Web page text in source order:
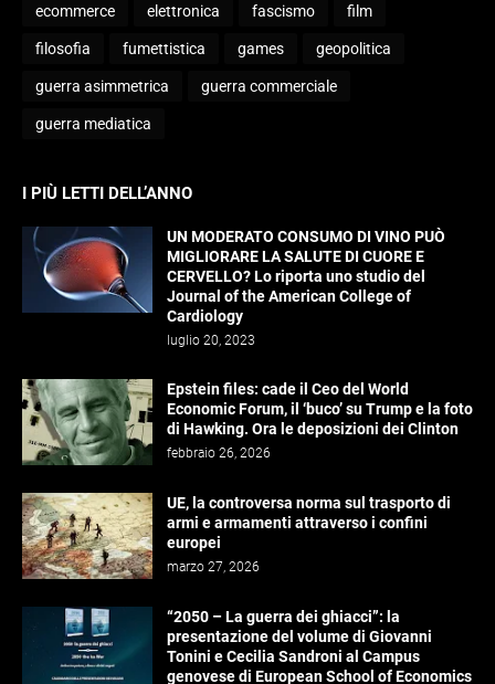
ecommerce elettronica fascismo film
filosofia fumettistica games geopolitica
guerra asimmetrica guerra commerciale
guerra mediatica
I PIÙ LETTI DELL’ANNO
UN MODERATO CONSUMO DI VINO PUÒ
MIGLIORARE LA SALUTE DI CUORE E
CERVELLO? Lo riporta uno studio del
Journal of the American College of
Cardiology
luglio 20, 2023
Epstein files: cade il Ceo del World
Economic Forum, il ‘buco’ su Trump e la foto
di Hawking. Ora le deposizioni dei Clinton
febbraio 26, 2026
UE, la controversa norma sul trasporto di
armi e armamenti attraverso i confini
europei
marzo 27, 2026
“2050 – La guerra dei ghiacci”: la
presentazione del volume di Giovanni
Tonini e Cecilia Sandroni al Campus
genovese di European School of Economics